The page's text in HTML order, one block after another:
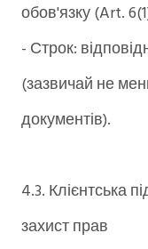
обов'язку (Art.
- Строк:
(зазвичай не
документів).
4.3. Клієнтська
захист прав